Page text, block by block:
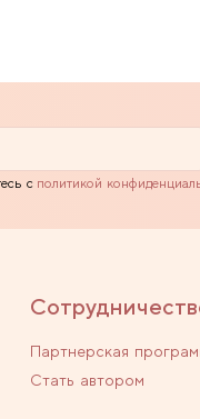
с политикой
Партнерская
Стать автором